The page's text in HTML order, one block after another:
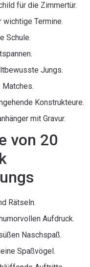
für die Zimmertür.
wichtige Termine.
Schule.
Jungs.
Konstrukteure.
mit Gravur.
von 20
Rätseln.
Aufdruck.
Naschspaß.
Spaßvögel.